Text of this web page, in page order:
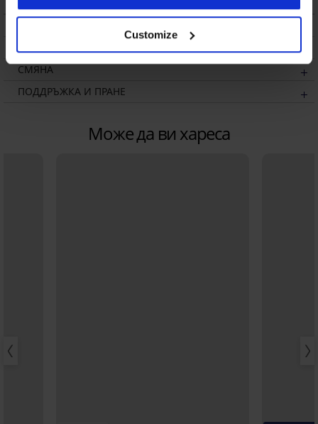
Customize
ТРАНСПОРТ И ПЛАЩАНЕ
СМЯНА
ПОДДРЪЖКА И ПРАНЕ
Може да ви хареса